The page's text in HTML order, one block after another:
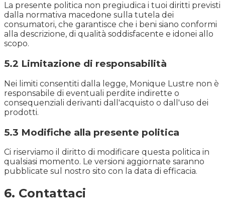
La presente politica non pregiudica i tuoi diritti previsti
dalla normativa macedone sulla tutela dei
consumatori, che garantisce che i beni siano conformi
alla descrizione, di qualità soddisfacente e idonei allo
scopo.
5.2 Limitazione di responsabilità
Nei limiti consentiti dalla legge, Monique Lustre non è
responsabile di eventuali perdite indirette o
consequenziali derivanti dall'acquisto o dall'uso dei
prodotti.
5.3 Modifiche alla presente politica
Ci riserviamo il diritto di modificare questa politica in
qualsiasi momento. Le versioni aggiornate saranno
pubblicate sul nostro sito con la data di efficacia.
6. Contattaci